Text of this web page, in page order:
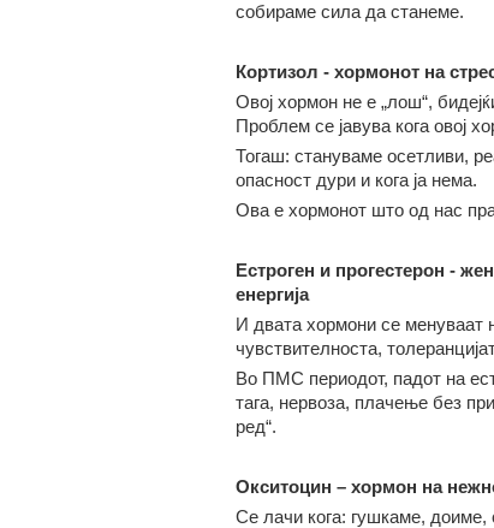
собираме сила да станеме.
Кортизол - хормонот на
Овој хормон не е „лош“,
Проблем се јавува кога овој
Тогаш: стануваме осетливи,
опасност дури и кога ја нема.
Ова е хормонот што од нас
Естроген и прогестерон -
енергија
И двата хормони се менуваат
чувствителноста,
Во ПМС периодот, падот на
тага, нервоза, плачење без
ред“.
Окситоцин – хормон на
Се лачи кога: гушкаме,